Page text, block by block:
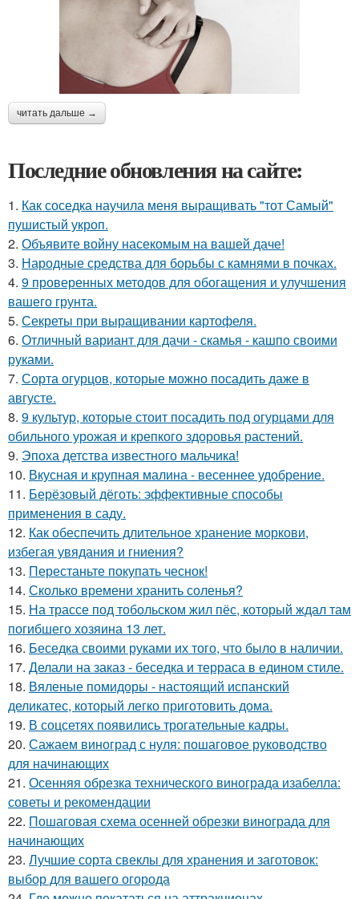
читать дальше →
Последние обновления на сайте:
1. Как соседка научила меня выращивать "тот Самый"
пушистый укроп.
2. Объявите войну насекомым на вашей даче!
3. Народные средства для борьбы с камнями в почках.
4. 9 проверенных методов для обогащения и улучшения
вашего грунта.
5. Секреты при выращивании картофеля.
6. Отличный вариант для дачи - скамья - кашпо своими
руками.
7. Сорта огурцов, которые можно посадить даже в
августе.
8. 9 культур, которые стоит посадить под огурцами для
обильного урожая и крепкого здоровья растений.
9. Эпоха детства известного мальчика!
10. Вкусная и крупная малина - весеннее удобрение.
11. Берёзовый дёготь: эффективные способы
применения в саду.
12. Как обеспечить длительное хранение моркови,
избегая увядания и гниения?
13. Перестаньте покупать чеснок!
14. Сколько времени хранить соленья?
15. На трассе под тобольском жил пёс, который ждал там
погибшего хозяина 13 лет.
16. Беседка своими руками их того, что было в наличии.
17. Делали на заказ - беседка и терраса в едином стиле.
18. Вяленые помидоры - настоящий испанский
деликатес, который легко приготовить дома.
19. В соцсетях появились трогательные кадры.
20. Сажаем виноград с нуля: пошаговое руководство
для начинающих
21. Осенняя обрезка технического винограда изабелла:
советы и рекомендации
22. Пошаговая схема осенней обрезки винограда для
начинающих
23. Лучшие сорта свеклы для хранения и заготовок:
выбор для вашего огорода